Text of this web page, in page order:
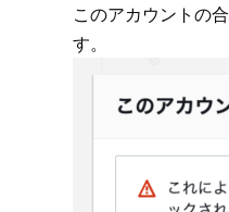
このアカウントの
す。